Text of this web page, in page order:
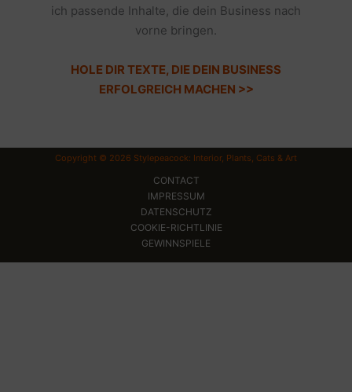
ich passende Inhalte, die dein Business nach
vorne bringen.
HOLE DIR TEXTE, DIE DEIN BUSINESS
ERFOLGREICH MACHEN >>
Copyright © 2026 Stylepeacock: Interior, Plants, Cats & Art
CONTACT
IMPRESSUM
DATENSCHUTZ
COOKIE-RICHTLINIE
GEWINNSPIELE